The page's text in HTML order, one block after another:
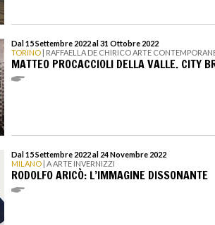
Dal 15 Settembre 2022 al 31 Ottobre 2022
TORINO | RAFFAELLA DE CHIRICO ARTE
MATTEO PROCACCIOLI DELLA VALLE. CITY
Dal 15 Settembre 2022 al 24 Novembre 2022
MILANO | A ARTE INVERNIZZI
RODOLFO ARICÒ: L’IMMAGINE DISSONANTE